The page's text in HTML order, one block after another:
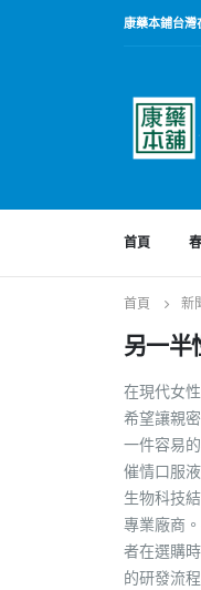
康藥本鋪台灣
首頁
首頁 新
另一半
在現代女
希望讓親
一件容易
催情口服
生物科技
專業廠商
者在選購
的研發流